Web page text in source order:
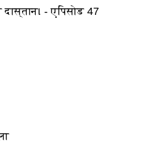
- एपिसोड 47